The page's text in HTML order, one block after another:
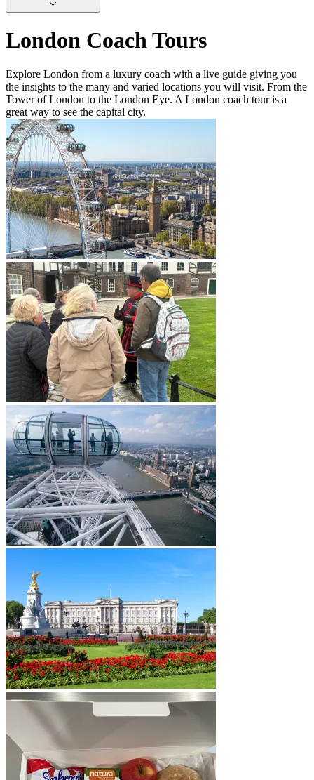
London Coach Tours
Explore London from a luxury coach with a live guide giving you
the insights to the many and varied locations you will visit. From the
Tower of London to the London Eye. A London coach tour is a
great way to see the capital city.